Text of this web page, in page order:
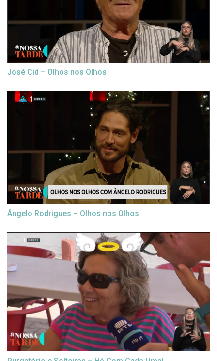
José Cid – Olhos nos Olhos
Ângelo Rodrigues – Olhos nos Olhos